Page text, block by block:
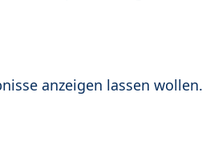
anzeigen lassen wollen.